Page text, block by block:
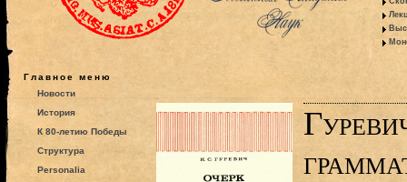
Главное меню
Новости
История
К 80-летию Победы
Структура
Personalia